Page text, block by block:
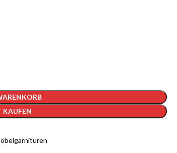
KAUFEN